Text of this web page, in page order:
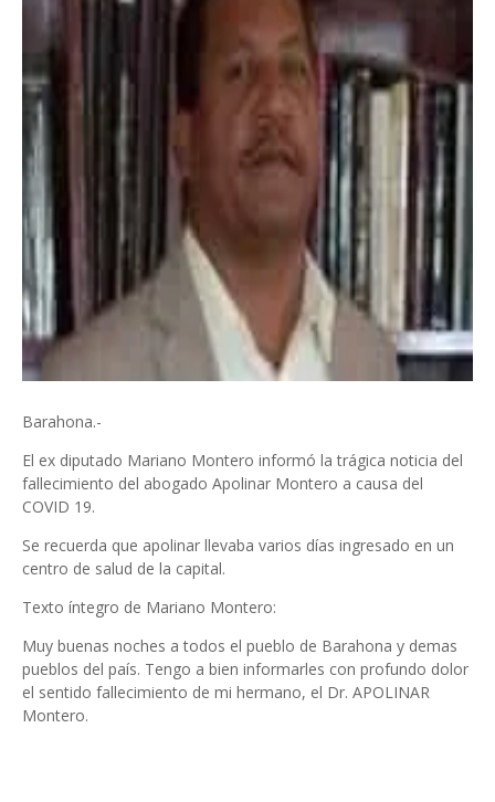
Barahona.-
El ex diputado Mariano Montero informó la trágica noticia del
fallecimiento del abogado Apolinar Montero a causa del
COVID 19.
Se recuerda que apolinar llevaba varios días ingresado en un
centro de salud de la capital.
Texto íntegro de Mariano Montero:
Muy buenas noches a todos el pueblo de Barahona y demas
pueblos del país. Tengo a bien informarles con profundo dolor
el sentido fallecimiento de mi hermano, el Dr. APOLINAR
Montero.